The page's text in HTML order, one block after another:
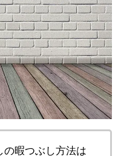
の暇つぶし方法は